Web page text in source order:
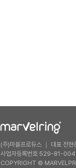
(주)마블프로듀스 ｜ 대표 전현
사업자등록번호 529-81-
COPYRIGHT ©